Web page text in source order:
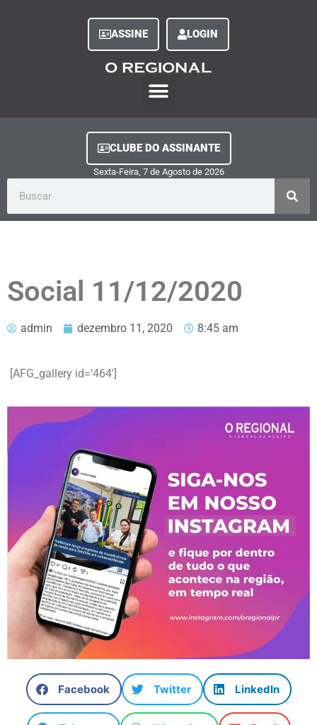
ASSINE LOGIN
CLUBE DO ASSINANTE
Sexta-Feira, 7de Agostode 2026
Social 11/12/2020
admin dezembro 11, 2020 8:45 am
[AFG_gallery id=’464′]
Facebook Twitter LinkedIn